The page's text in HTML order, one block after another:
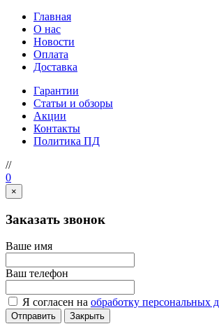
Главная
О нас
Новости
Оплата
Доставка
Гарантии
Статьи и обзоры
Акции
Контакты
Политика ПД
//
0
×
Заказать звонок
Ваше имя
Ваш телефон
Я согласен на обработку персональных
Отправить Закрыть